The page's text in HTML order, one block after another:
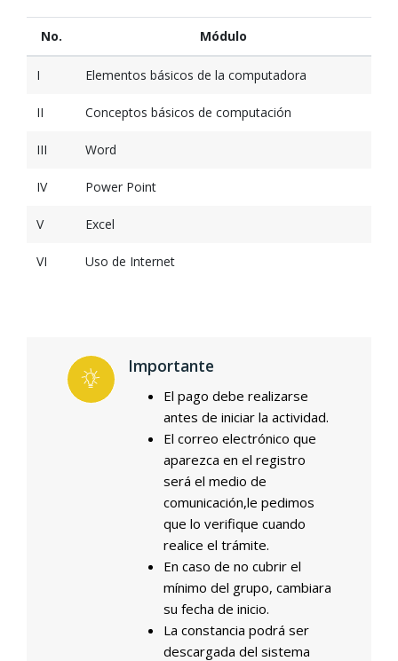
No. Módulo
I Elementos básicos de la computadora
II Conceptos básicos de computación
III Word
IV Power Point
V Excel
VI Uso de Internet
Importante
El pago debe realizarse
antes de iniciar la actividad.
El correo electrónico que
aparezca en el registro
será el medio de
comunicación,le pedimos
que lo verifique cuando
realice el trámite.
En caso de no cubrir el
mínimo del grupo, cambiara
su fecha de inicio.
La constancia podrá ser
descargada del sistema